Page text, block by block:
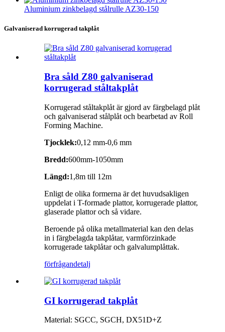
Aluminium zinkbelagd stålrulle AZ30-150
Galvaniserad korrugerad takplåt
Bra såld Z80 galvaniserad
korrugerad ståltakplåt
Korrugerad ståltakplåt är gjord av färgbelagd plåt
och galvaniserad stålplåt och bearbetad av Roll
Forming Machine.
Tjocklek:0,12 mm-0,6 mm
Bredd:600mm-1050mm
Längd:1,8m till 12m
Enligt de olika formerna är det huvudsakligen
uppdelat i T-formade plattor, korrugerade plattor,
glaserade plattor och så vidare.
Beroende på olika metallmaterial kan den delas
in i färgbelagda takplåtar, varmförzinkade
korrugerade takplåtar och galvalumplåttak.
förfrågandetalj
GI korrugerad takplåt
Material: SGCC, SGCH, DX51D+Z